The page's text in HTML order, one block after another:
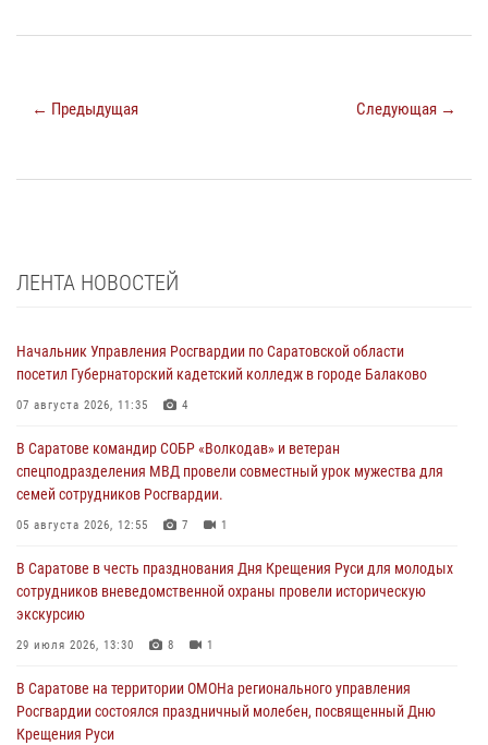
← Предыдущая Следующая →
ЛЕНТА НОВОСТЕЙ
Начальник Управления Росгвардии по Саратовской области
посетил Губернаторский кадетский колледж в городе Балаково
07 августа 2026, 11:35 4
В Саратове командир СОБР «Волкодав» и ветеран
спецподразделения МВД провели совместный урок мужества для
семей сотрудников Росгвардии.
05 августа 2026, 12:55 7 1
В Саратове в честь празднования Дня Крещения Руси для молодых
сотрудников вневедомственной охраны провели историческую
экскурсию
29 июля 2026, 13:30 8 1
В Саратове на территории ОМОНа регионального управления
Росгвардии состоялся праздничный молебен, посвященный Дню
Крещения Руси